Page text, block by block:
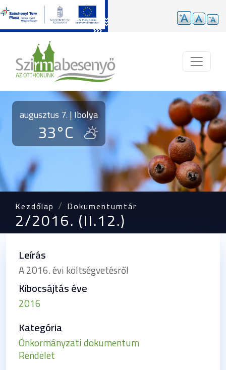
augusztus 7. | Ibolya
33°C
Kezdőlap Dokumentumtár
2/2016. (II.12.)
Leírás
A 2016. évi költségvetésről
Kibocsájtás éve
2016
Kategória
Önkormányzati dokumentum
Rendelet